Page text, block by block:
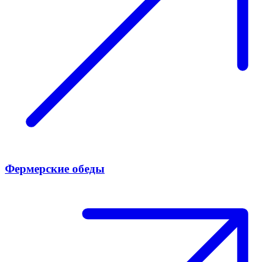
Фермерские обеды